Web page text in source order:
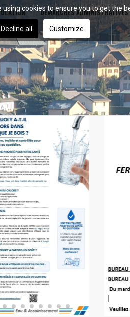
DÉMARCHES ADMINISTRATIVES
cookies to ensure you to get the
Decline all Customize